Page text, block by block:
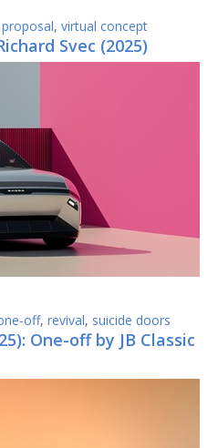
proposal, virtual concept
Svec (2025)
off, revival, suicide doors
One-off by JB Classic